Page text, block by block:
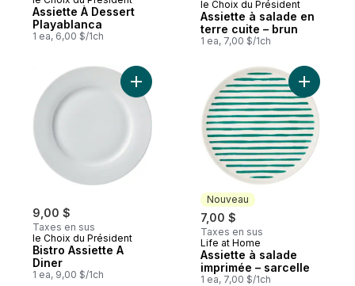
Assiette À Dessert
Playablanca
1 ea, 6,00 $/1ch
Nouveau
le Choix du Président
Assiette à salade en
terre cuite – brun
1 ea, 7,00 $/1ch
9,00 $
Taxes en sus
le Choix du Président
Bistro Assiette A
Diner
1 ea, 9,00 $/1ch
Ajouter Bistro Assiette A Diner au panier
Nouveau
7,00 $
Taxes en sus
Nouveau
Life at Home
Assiette à salade
imprimée – sarcelle
1 ea, 7,00 $/1ch
Ajouter